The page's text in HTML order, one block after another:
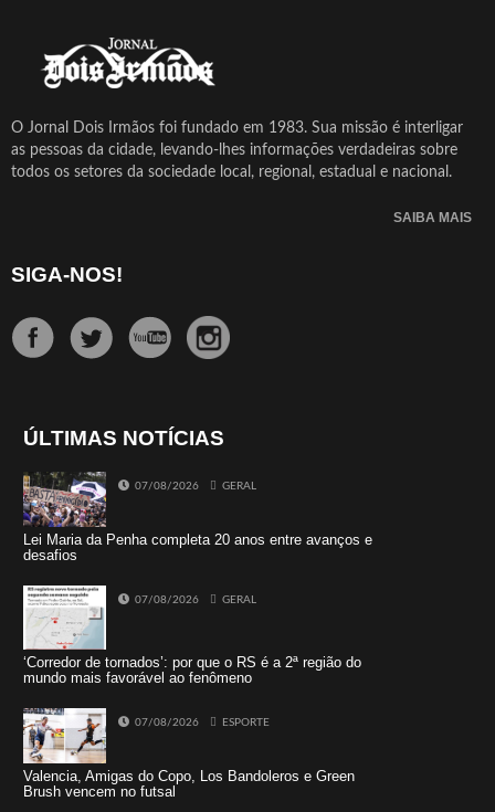
O Jornal Dois Irmãos foi fundado em 1983. Sua missão é interligar
as pessoas da cidade, levando-lhes informações verdadeiras sobre
todos os setores da sociedade local, regional, estadual e nacional.
SAIBA MAIS
SIGA-NOS!
ÚLTIMAS NOTÍCIAS
07/08/2026 GERAL
Lei Maria da Penha completa 20 anos entre avanços e
desafios
07/08/2026 GERAL
‘Corredor de tornados’: por que o RS é a 2ª região do
mundo mais favorável ao fenômeno
07/08/2026 ESPORTE
Valencia, Amigas do Copo, Los Bandoleros e Green
Brush vencem no futsal